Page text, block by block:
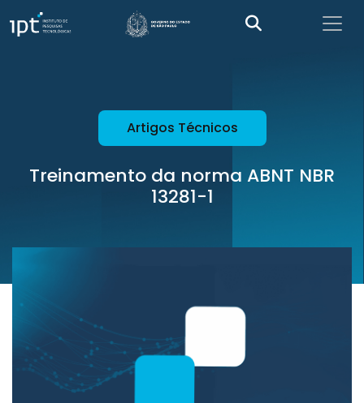
Artigos Técnicos
Treinamento da norma ABNT NBR
13281-1